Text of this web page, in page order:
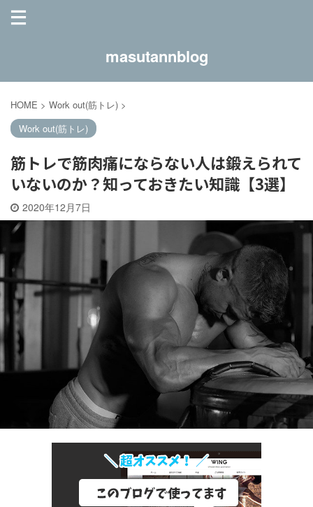
masutannblog
HOME > Work out(筋トレ) >
Work out(筋トレ)
筋トレで筋肉痛にならない人は鍛えられて
いないのか？知っておきたい知識【3選】
2020年12月7日